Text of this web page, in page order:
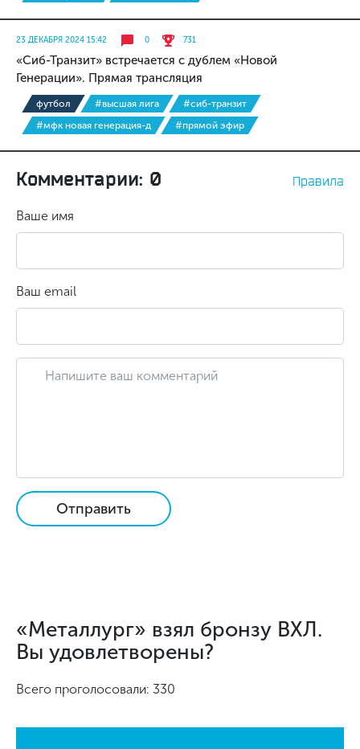
23 ДЕКАБРЯ 2024 15:42 0 731
«Сиб-Транзит» встречается с дублем «Новой
Генерации». Прямая трансляция
футбол #высшая лига
#сиб-транзит
#мфк новая генерация-д
#прямой эфир
Комментарии: 0 Правила
Ваше имя
Ваш email
Отправить
«Металлург» взял бронзу ВХЛ.
Вы удовлетворены?
Всего проголосовали: 330